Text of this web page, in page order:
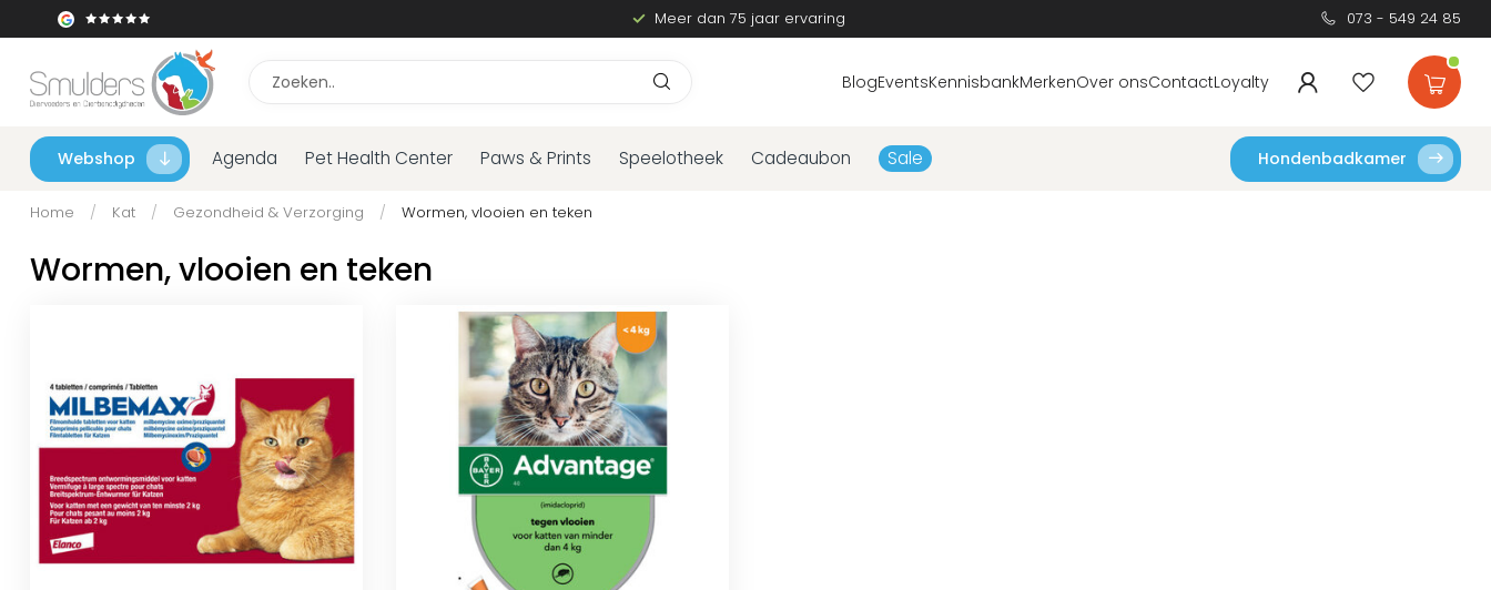
Meer dan 75 jaar ervaring 073 - 549 24 85
BlogEventsKennisbankMerkenOver onsContactLoyalty
Webshop Agenda Pet Health Center Paws & Prints Speelotheek Cadeaubon Sale Hondenbadkamer
Home / Kat / Gezondheid & Verzorging / Wormen, vlooien en teken
Wormen, vlooien en teken